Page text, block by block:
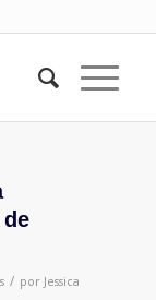
/ por Jessica